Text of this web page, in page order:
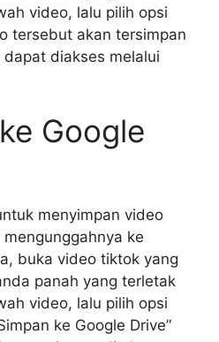
video, lalu pilih opsi
tersebut akan tersimpan
diakses melalui
Google
menyimpan video
ke
buka video tiktok yang
panah yang terletak
video, lalu pilih opsi
ke Google Drive”